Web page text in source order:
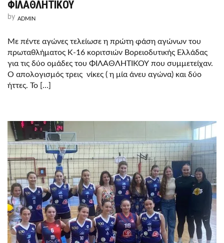
ΦΙΛΑΘΛΗΤΙΚΟΥ
by ADMIN
Με πέντε αγώνες τελείωσε η πρώτη φάση αγώνων του
πρωταθλήματος Κ-16 κοριτσιών Βορειοδυτικής Ελλάδας
για τις δύο ομάδες του ΦΙΛΑΘΛΗΤΙΚΟΥ που συμμετείχαν.
Ο απολογισμός τρεις νίκες ( η μία άνευ αγώνα) και δύο
ήττες. Το […]